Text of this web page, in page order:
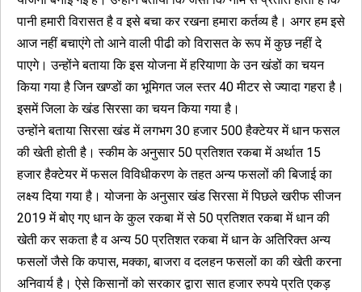
पानी हमारी विरासत है व इसे बचा कर रखना हमारा कर्तव्य है। अगर हम इसे
आज नहीं बचाएंगे तो आने वाली पीढी को विरासत के रूप में कुछ नहीं दे
पाएगे। उन्होंने बताया कि इस योजना में हरियाणा के उन खंडों का चयन
किया गया है जिन खण्डों का भूमिगत जल स्तर 40 मीटर से ज्यादा गहरा है।
इसमें जिला के खंड सिरसा का चयन किया गया है।
उन्होंने बताया सिरसा खंड में लगभग 30 हजार 500 हैक्टेयर में धान फसल
की खेती होती है। स्कीम के अनुसार 50 प्रतिशत रकबा में अर्थात 15
हजार हैक्टेयर में फसल विविधीकरण के तहत अन्य फसलों की बिजाई का
लक्ष्य दिया गया है। योजना के अनुसार खंड सिरसा में पिछले खरीफ सीजन
2019 में बोए गए धान के कुल रकबा में से 50 प्रतिशत रकबा में धान की
खेती कर सकता है व अन्य 50 प्रतिशत रकबा में धान के अतिरिक्त अन्य
फसलों जैसे कि कपास, मक्का, बाजरा व दलहन फसलों का की खेती करना
अनिवार्य है। ऐसे किसानों को सरकार द्वारा सात हजार रुपये प्रति एकड़